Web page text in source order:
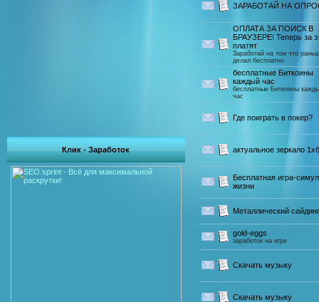
Клик - Заработок
ЗАРАБОТАЙ НА
ОПЛАТА ЗА ПОИСК В
БРАУЗЕРЕ! Теперь за
платят
Заработай на том что
делал бесплатно
бесплатные Биткоины
каждый час
бесплатные Биткоины
час
Где поиграть в покер?
актуальное зеркало
Бесплатная игра-
жизни
Металлический сайдинг
gold-eggs
заработок на игре
Скачать музыку
Скачать музыку